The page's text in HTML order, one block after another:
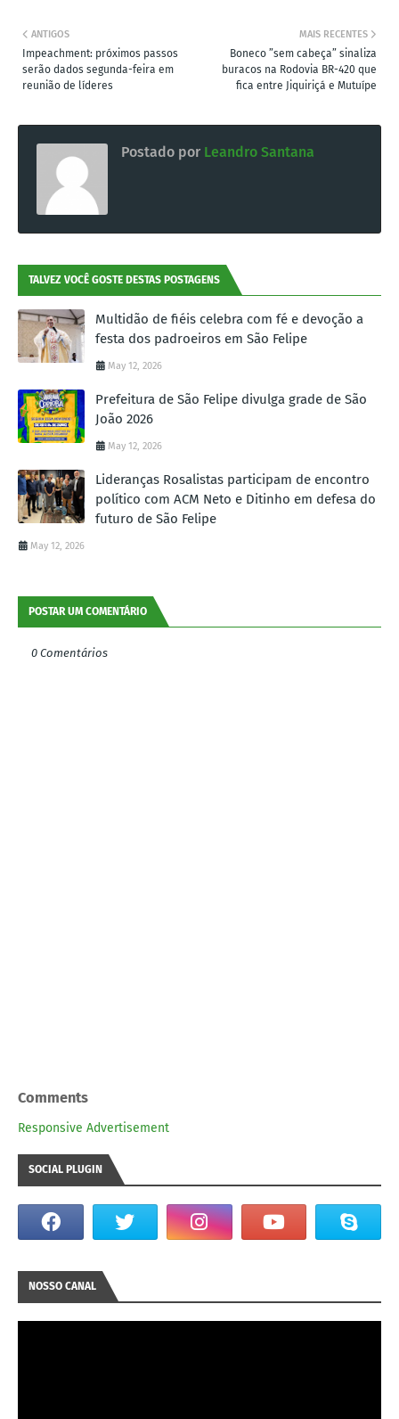
MAIS RECENTES
Boneco ”sem cabeça” sinaliza
buracos na Rodovia BR-420 que
fica entre Jiquiriçá e Mutuípe
ANTIGOS
Impeachment: próximos passos
serão dados segunda-feira em
reunião de líderes
Postado por Leandro Santana
TALVEZ VOCÊ GOSTE DESTAS POSTAGENS
Multidão de fiéis celebra com fé e devoção a
festa dos padroeiros em São Felipe
May 12, 2026
Prefeitura de São Felipe divulga grade de São
João 2026
May 12, 2026
Lideranças Rosalistas participam de encontro
político com ACM Neto e Ditinho em defesa do
futuro de São Felipe
May 12, 2026
POSTAR UM COMENTÁRIO
0 Comentários
Comments
Responsive Advertisement
SOCIAL PLUGIN
NOSSO CANAL